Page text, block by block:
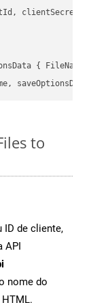
clientSecret);
{ FileName
to
ID de cliente,
API
nome do